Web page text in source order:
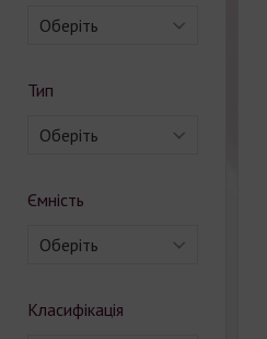
Оберіть
Тип
Оберіть
Ємність
Оберіть
Класифікація